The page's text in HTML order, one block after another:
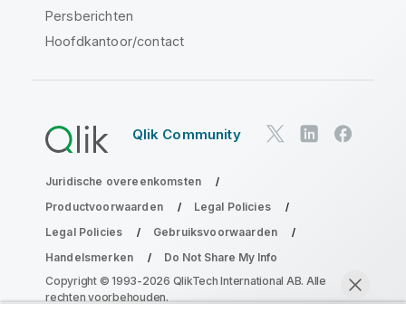
Persberichten
Hoofdkantoor/contact
Qlik Community
Juridische overeenkomsten
Productvoorwaarden
Legal Policies
Legal Policies
Gebruiksvoorwaarden
Handelsmerken
Do Not Share My Info
Copyright © 1993-2026 QlikTech International AB. Alle
rechten voorbehouden.